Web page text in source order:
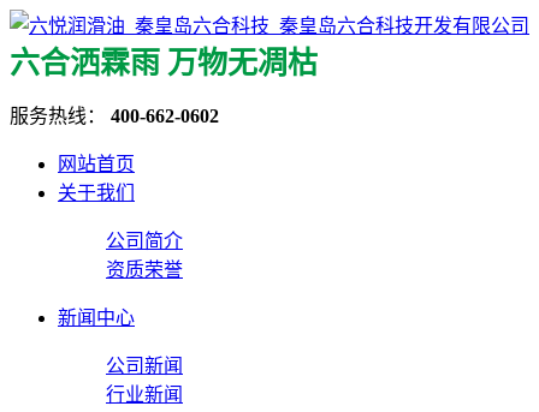
六合洒霖雨 万物无凋枯
服务热线： 400-662-0602
网站首页
关于我们
公司简介
资质荣誉
新闻中心
公司新闻
行业新闻